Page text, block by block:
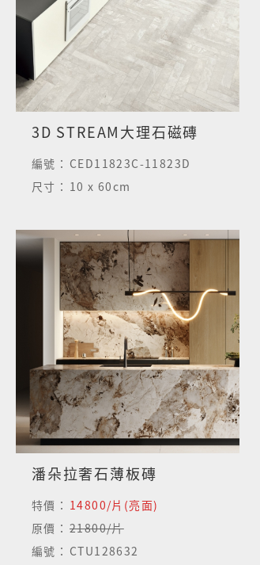
3D STREAM大理石磁磚
編號： CED11823C-11823D
尺寸： 10 x 60cm
潘朵拉奢石薄板磚
特價： 14800/片(亮面)
原價： 21800/片
編號： CTU128632